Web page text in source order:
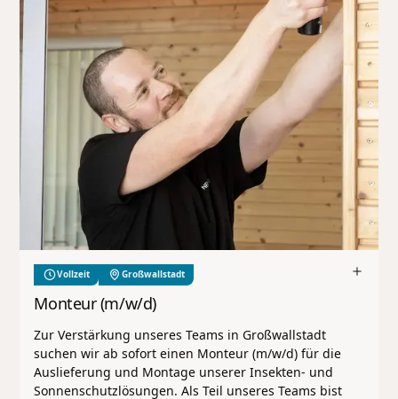
Vollzeit Großwallstadt
Monteur (m/w/d)
Zur Verstärkung unseres Teams in Großwallstadt
suchen wir ab sofort einen Monteur (m/w/d) für die
Auslieferung und Montage unserer Insekten- und
Sonnenschutzlösungen. Als Teil unseres Teams bist